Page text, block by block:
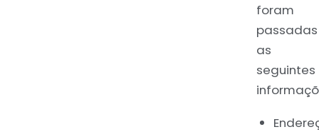
foram
passadas
as
seguintes